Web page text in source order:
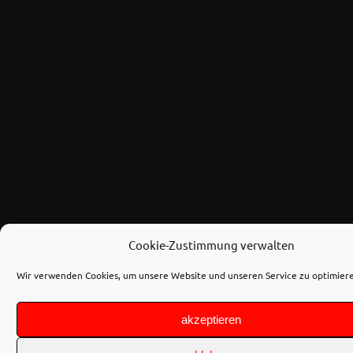
Cookie-Zustimmung verwalten
Wir verwenden Cookies, um unsere Website und unseren Service zu
akzeptieren